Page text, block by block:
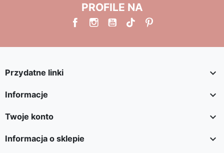
PROFILE NA
Przydatne linki 
Informacje 
Twoje konto 
Informacja o sklepie 